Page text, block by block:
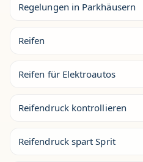
Regelungen in Parkhäusern
Reifen
Reifen für Elektroautos
Reifendruck kontrollieren
Reifendruck spart Sprit